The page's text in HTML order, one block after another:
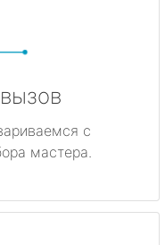
с
мастера.